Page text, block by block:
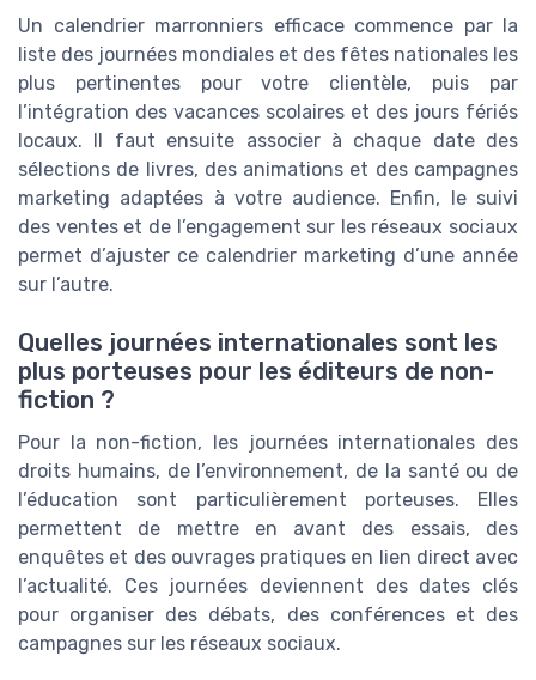
Un calendrier marronniers efficace commence par la
liste des journées mondiales et des fêtes nationales les
plus pertinentes pour votre clientèle, puis par
l’intégration des vacances scolaires et des jours fériés
locaux. Il faut ensuite associer à chaque date des
sélections de livres, des animations et des campagnes
marketing adaptées à votre audience. Enfin, le suivi
des ventes et de l’engagement sur les réseaux sociaux
permet d’ajuster ce calendrier marketing d’une année
sur l’autre.
Quelles journées internationales sont les
plus porteuses pour les éditeurs de non-
fiction ?
Pour la non-fiction, les journées internationales des
droits humains, de l’environnement, de la santé ou de
l’éducation sont particulièrement porteuses. Elles
permettent de mettre en avant des essais, des
enquêtes et des ouvrages pratiques en lien direct avec
l’actualité. Ces journées deviennent des dates clés
pour organiser des débats, des conférences et des
campagnes sur les réseaux sociaux.